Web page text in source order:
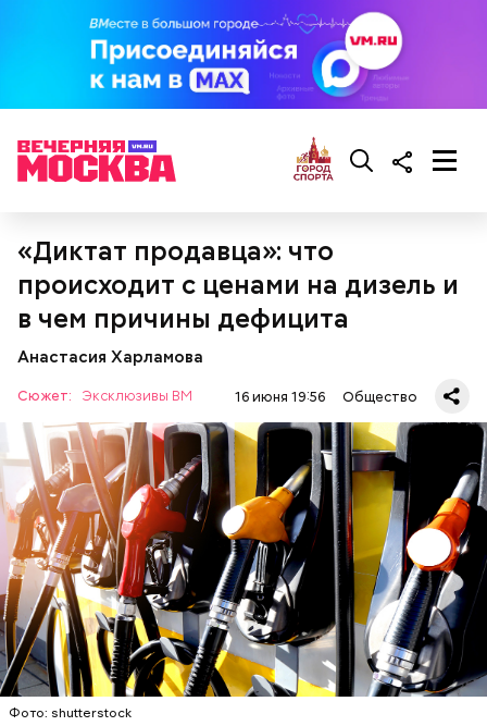
«Диктат продавца»: что
происходит с ценами на дизель и
в чем причины дефицита
Анастасия Харламова
Сюжет: Эксклюзивы ВМ 16 июня 19:56 Общество
Фото: shutterstock
Уберут отеки и улучшат зрение:
диетолог Соломатина рассказала
о пользе кабачков
Кабачки, тушеные с курицей
Как приготовить домашний
майонез: три простых рецепта
Эндокринолог Куликова
объяснила, в чем заключается
польза сезонных овощей и
фруктов
Как выбрать дыню
Фото: Shutterstock
ориентироваться на запах: